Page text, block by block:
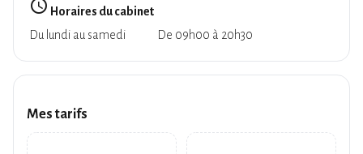
query_builder Horaires du cabinet
Du lundi au samedi
De 09h00 à 20h30
Mes tarifs